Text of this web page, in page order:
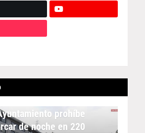
prohíbe
de noche en 220